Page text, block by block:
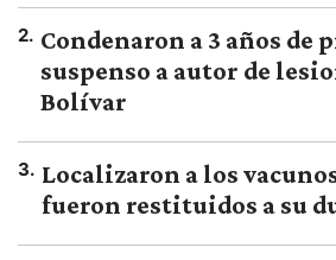
2. Condenaron a 3 años de
suspenso a autor de
Bolívar
3. Localizaron a los
fueron restituidos a su